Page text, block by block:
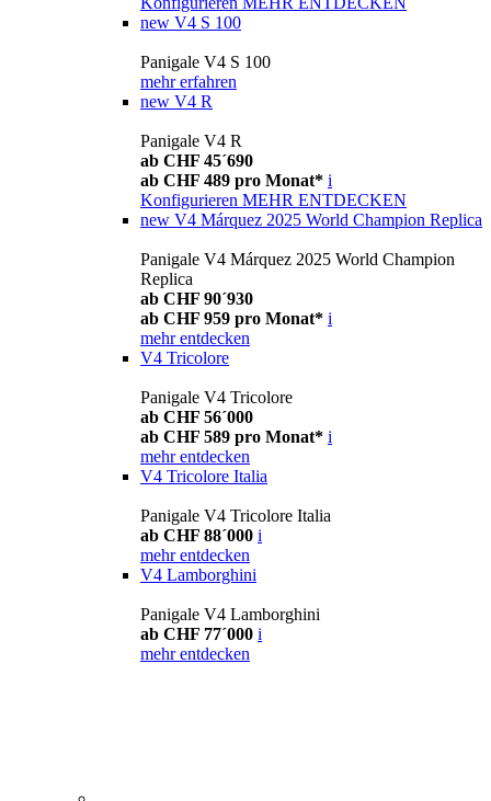
new V4 S 100
Panigale V4 S 100
mehr erfahren
new V4 R
Panigale V4 R
ab CHF 45´690
ab CHF 489 pro Monat* i
Konfigurieren MEHR ENTDECKEN
new V4 Márquez 2025 World Champion Replica
Panigale V4 Márquez 2025 World Champion
Replica
ab CHF 90´930
ab CHF 959 pro Monat* i
mehr entdecken
V4 Tricolore
Panigale V4 Tricolore
ab CHF 56´000
ab CHF 589 pro Monat* i
mehr entdecken
V4 Tricolore Italia
Panigale V4 Tricolore Italia
ab CHF 88´000 i
mehr entdecken
V4 Lamborghini
Panigale V4 Lamborghini
ab CHF 77´000 i
mehr entdecken